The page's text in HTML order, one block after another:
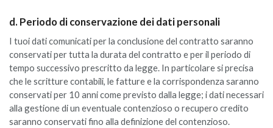
d. Periodo di conservazione dei dati personali
I tuoi dati comunicati per la conclusione del contratto saranno
conservati per tutta la durata del contratto e per il periodo di
tempo successivo prescritto da legge. In particolare si precisa
che le scritture contabili, le fatture e la corrispondenza saranno
conservati per 10 anni come previsto dalla legge; i dati necessari
alla gestione di un eventuale contenzioso o recupero credito
saranno conservati fino alla definizione del contenzioso.